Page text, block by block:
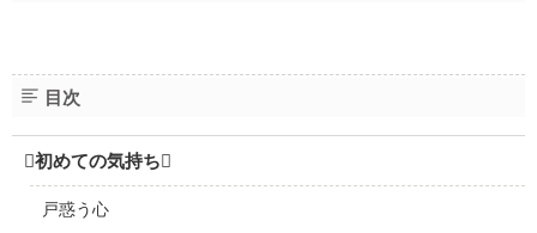
目次
初めての気持ち
戸惑う心